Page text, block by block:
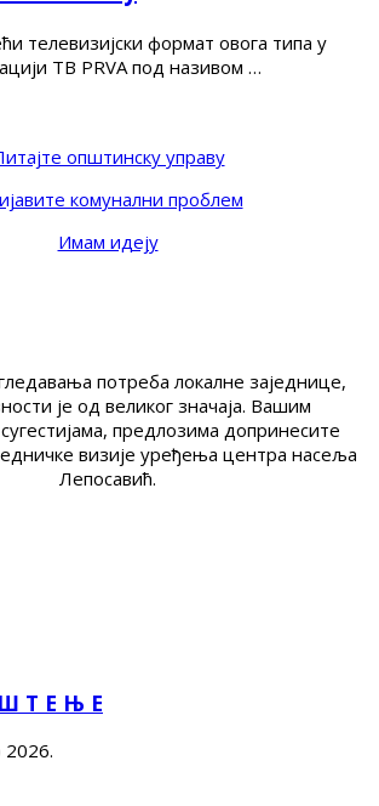
телевизијски формат овога типа у
ТВ PRVA под називом …
општинску управу
комунални проблем
Имам идеју
потреба локалне заједнице,
је од великог значаја. Вашим
предлозима допринесите
визије уређења центра насеља
Лепосавић.
Т Е Њ Е
2026.